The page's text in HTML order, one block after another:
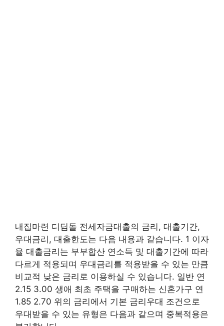
내집마련 디딤돌 전세자금대출의 금리, 대출기간,
우대금리, 대출한도는 다음 내용과 같습니다. 1 이자
율 대출금리는 부부합산 연소득 및 대출기간에 따라
다르게 적용되며 우대금리를 적용받을 수 있는 만큼
비교적 낮은 금리로 이용하실 수 있습니다. 일반 연
2.15 3.00 생애 최초 주택을 구매하는 신혼가구 연
1.85 2.70 위의 금리에서 기본 금리우대 조건으로
우대받을 수 있는 유형은 다음과 같으며 중복적용은